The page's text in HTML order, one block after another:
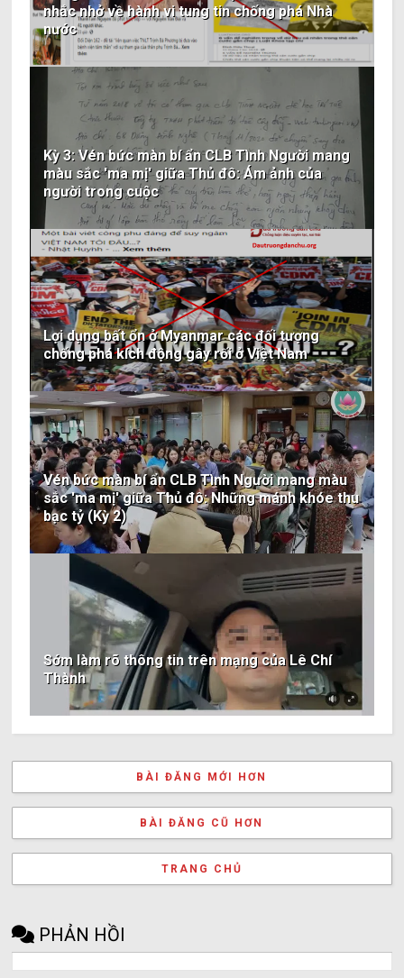
nhắc nhở về hành vi tung tin chống phá Nhà
nước
Kỳ 3: Vén bức màn bí ẩn CLB Tình Người mang
màu sắc 'ma mị' giữa Thủ đô: Ám ảnh của
người trong cuộc
Lợi dụng bất ổn ở Myanmar các đối tượng
chống phá kích động gây rối ở Việt Nam
Vén bức màn bí ẩn CLB Tình Người mang màu
sắc 'ma mị' giữa Thủ đô: Những mánh khóe thu
bạc tỷ (Kỳ 2)
Sớm làm rõ thông tin trên mạng của Lê Chí
Thành
BÀI ĐĂNG MỚI HƠN
BÀI ĐĂNG CŨ HƠN
TRANG CHỦ
PHẢN HỒI